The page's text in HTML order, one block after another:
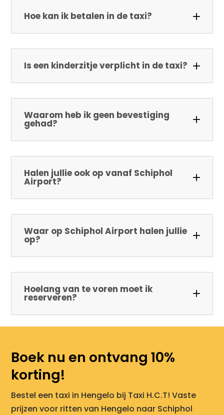
Hoe kan ik betalen in de taxi?
Is een kinderzitje verplicht in de taxi?
Waarom heb ik geen bevestiging
gehad?
Halen jullie ook op vanaf Schiphol
Airport?
Waar op Schiphol Airport halen jullie
op?
Hoelang van te voren moet ik
reserveren?
Boek nu en ontvang 10%
korting!
Bestel een taxi in Hengelo bij Taxi H.C.T! Vaste
prijzen voor ritten van Hengelo naar Schiphol